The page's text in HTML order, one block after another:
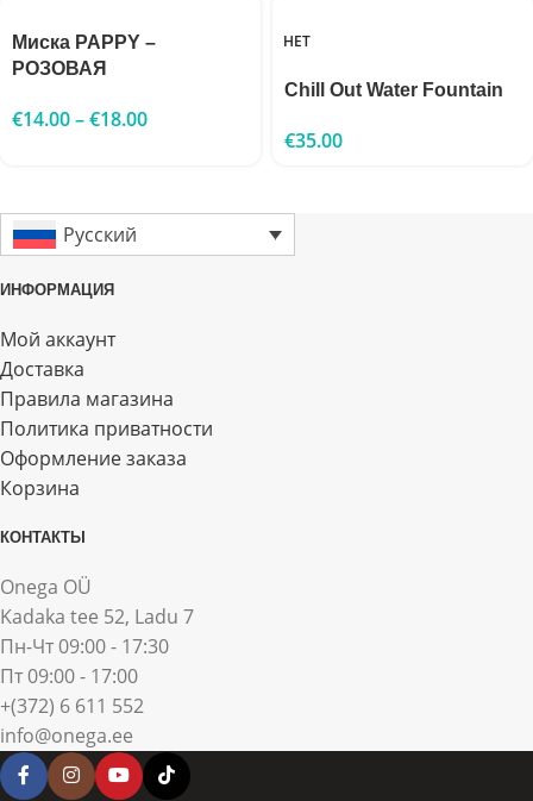
Миска PAPPY –
РОЗОВАЯ
€14.00–€18.00
НЕТ
Chill Out Water Fountain
€35.00
Русский
ИНФОРМАЦИЯ
Мой аккаунт
Доставка
Правила магазина
Политика приватности
Оформление заказа
Корзина
КОНТАКТЫ
Onega OÜ
Kadaka tee 52, Ladu 7
Пн-Чт 09:00 - 17:30
Пт 09:00 - 17:00
+(372) 6 611 552
info@onega.ee